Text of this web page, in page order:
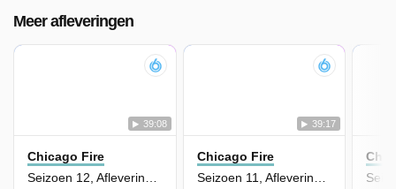
Meer afleveringen
39:08
Chicago Fire
Seizoen 12, Aflevering 1 - Barely Gone
39:17
Chicago Fire
Seizoen 11, Aflevering 22 - Red Waterfall